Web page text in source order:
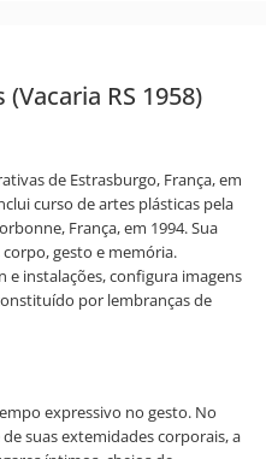
RS 1958)
de Estrasburgo, França, em
curso de artes plásticas pela
França, em 1994. Sua
gesto e memória.
instalações, configura imagens
por lembranças de
expressivo no gesto. No
suas extemidades corporais, a